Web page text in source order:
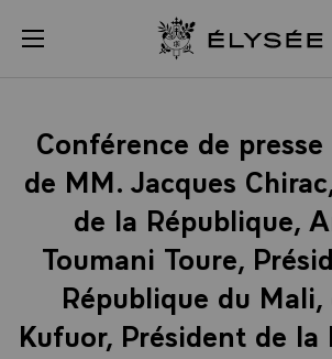
menu Retour à
Conférence de
de MM. Jacques
de la République,
Toumani Toure,
République du
Kufuor, Président de la
Panneau de gestion des cookies